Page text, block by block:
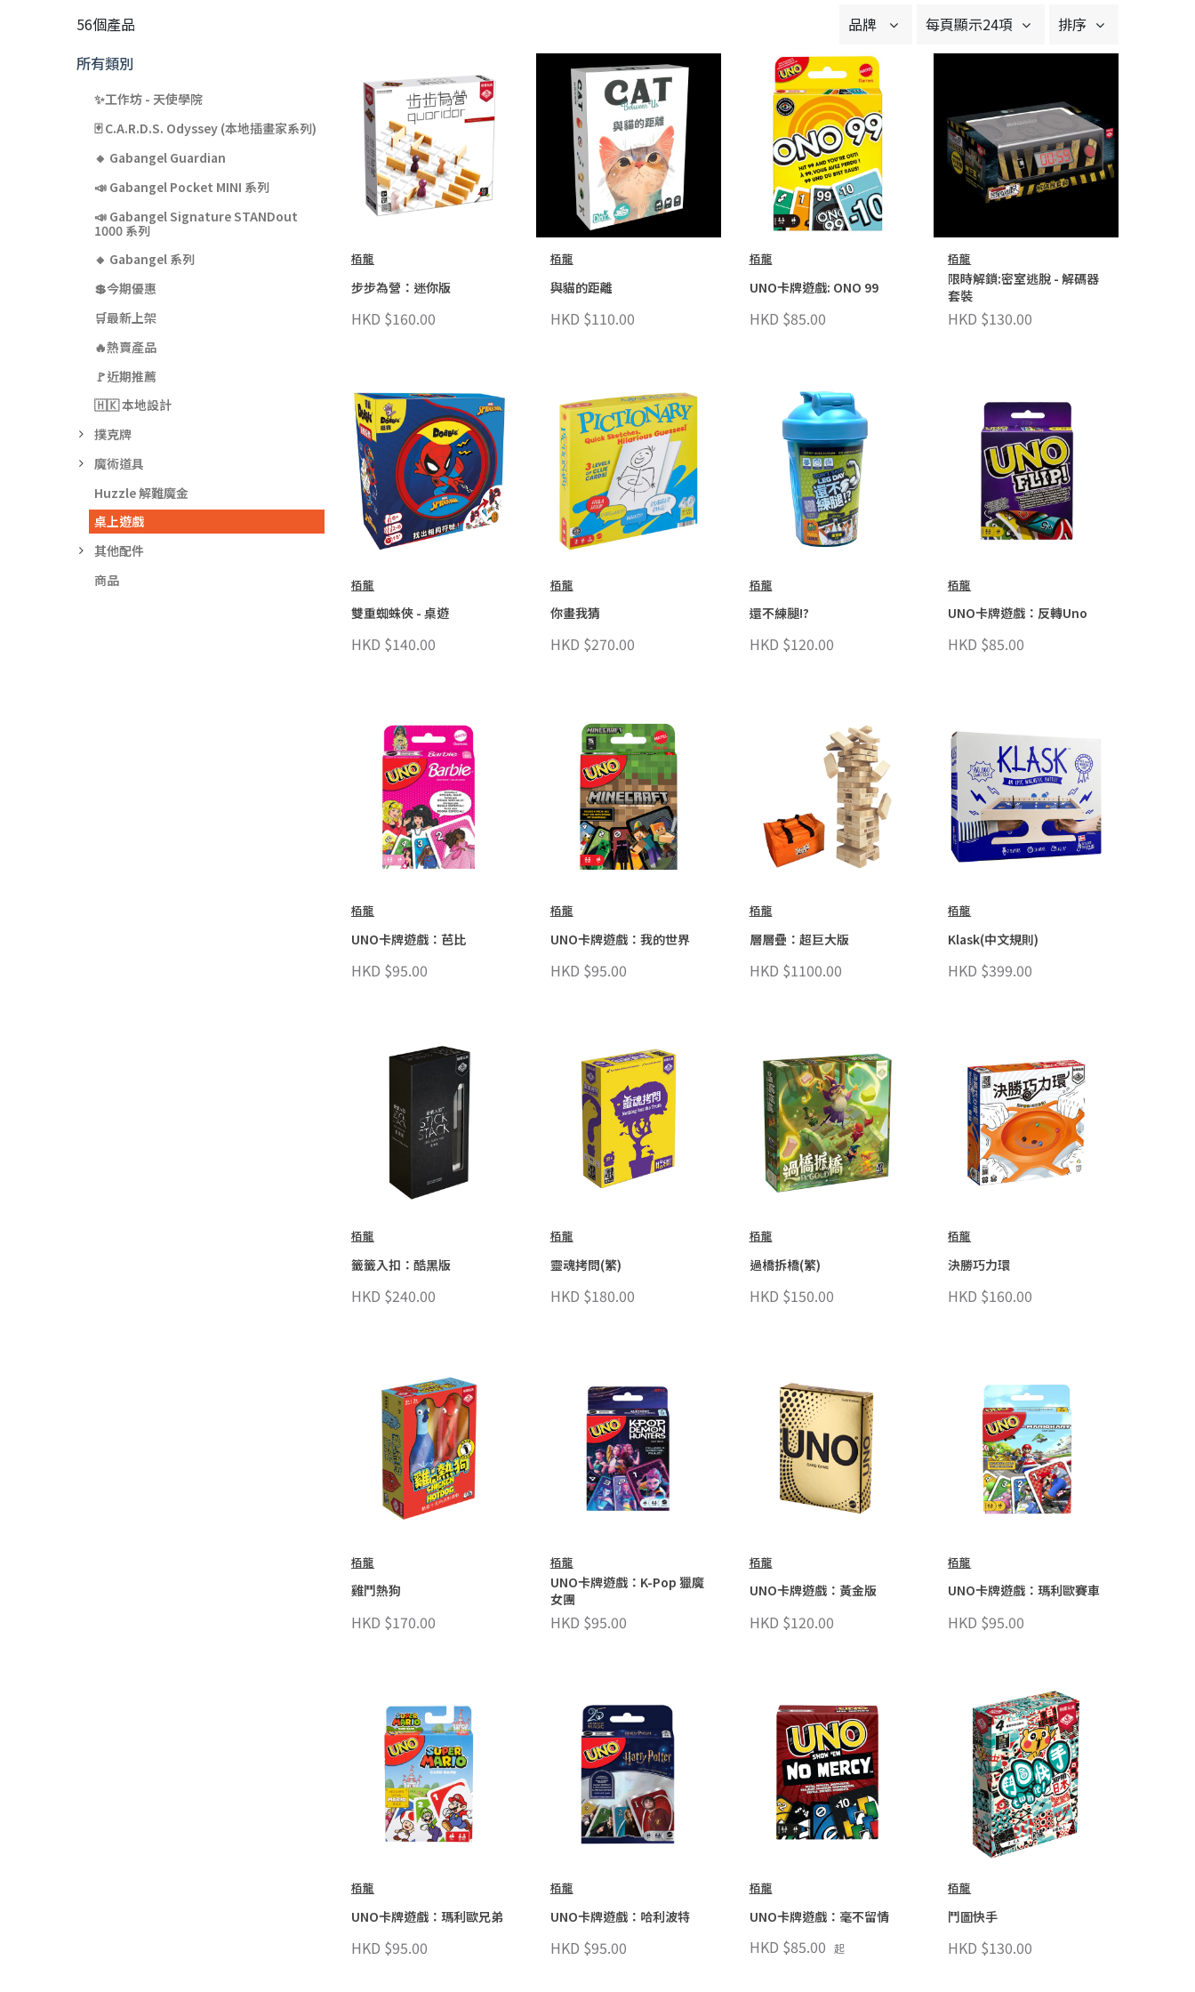
品牌 每頁顯示24項 排序
56個產品
所有類別
✨工作坊 - 天使學院
🃏 C.A.R.D.S. Odyssey (本地插畫家系列)
🔸 Gabangel Guardian
📣 Gabangel Pocket MINI 系列
📣 Gabangel Signature STANDout
1000 系列
🔸 Gabangel 系列
💲今期優惠
🛒最新上架
🔥熱賣產品
🚩近期推薦
🇭🇰 本地設計
撲克牌
魔術道具
Huzzle 解難魔金
桌上遊戲
其他配件
商品
栢龍
步步為營：迷你版
HKD $160.00
栢龍
與貓的距離
HKD $110.00
栢龍
UNO卡牌遊戲: ONO 99
HKD $85.00
栢龍
限時解鎖:密室逃脫 - 解碼器
套裝
HKD $130.00
栢龍
雙重蜘蛛俠 - 桌遊
HKD $140.00
栢龍
你畫我猜
HKD $270.00
栢龍
還不練腿!?
HKD $120.00
栢龍
UNO卡牌遊戲：反轉Uno
HKD $85.00
栢龍
UNO卡牌遊戲：芭比
HKD $95.00
栢龍
UNO卡牌遊戲：我的世界
HKD $95.00
栢龍
層層疊：超巨大版
HKD $1100.00
栢龍
Klask(中文規則)
HKD $399.00
栢龍
籤籤入扣：酷黑版
HKD $240.00
栢龍
靈魂拷問(繁)
HKD $180.00
栢龍
過橋拆橋(繁)
HKD $150.00
栢龍
決勝巧力環
HKD $160.00
栢龍
雞鬥熱狗
HKD $170.00
栢龍
UNO卡牌遊戲：K-Pop 獵魔
女團
HKD $95.00
栢龍
UNO卡牌遊戲：黃金版
HKD $120.00
栢龍
UNO卡牌遊戲：瑪利歐賽車
HKD $95.00
栢龍
UNO卡牌遊戲：瑪利歐兄弟
HKD $95.00
栢龍
UNO卡牌遊戲：哈利波特
HKD $95.00
栢龍
UNO卡牌遊戲：毫不留情
HKD $85.00 起
栢龍
鬥圖快手
HKD $130.00